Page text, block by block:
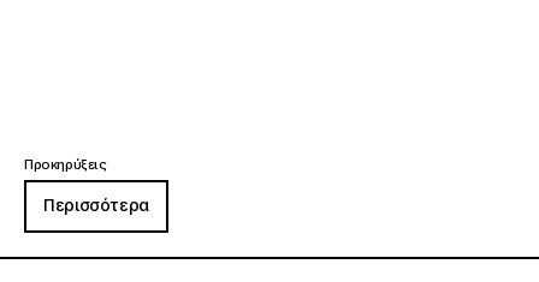
Προκηρύξεις
Περισσότερα